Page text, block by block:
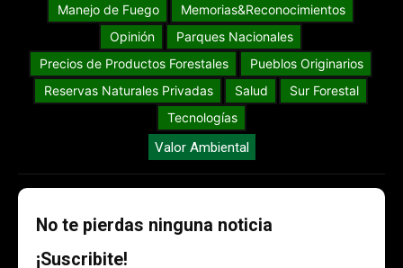
Manejo de Fuego
Memorias&Reconocimientos
Opinión
Parques Nacionales
Precios de Productos Forestales
Pueblos Originarios
Reservas Naturales Privadas
Salud
Sur Forestal
Tecnologías
Valor Ambiental
No te pierdas ninguna noticia
¡Suscribite!